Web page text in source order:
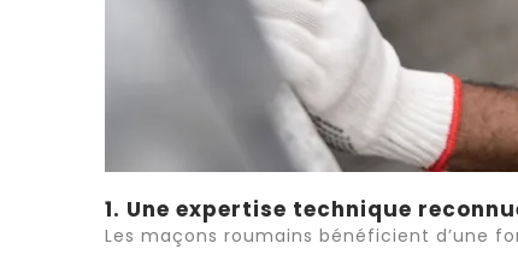
1. Une expertise technique
Les maçons roumains bénéficient d’une